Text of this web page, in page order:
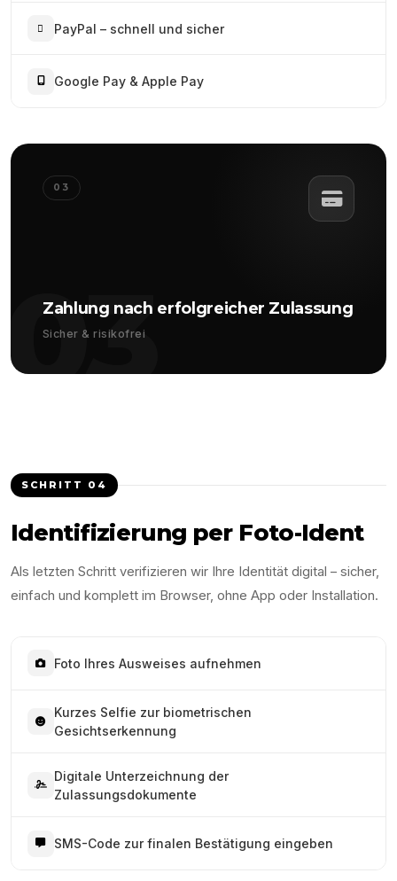
PayPal – schnell und sicher
Google Pay & Apple Pay
03
03
Zahlung nach erfolgreicher Zulassung
Sicher & risikofrei
SCHRITT 04
Identifizierung per Foto-Ident
Als letzten Schritt verifizieren wir Ihre Identität digital – sicher,
einfach und komplett im Browser, ohne App oder Installation.
Foto Ihres Ausweises aufnehmen
Kurzes Selfie zur biometrischen
Gesichtserkennung
Digitale Unterzeichnung der
Zulassungsdokumente
SMS-Code zur finalen Bestätigung eingeben